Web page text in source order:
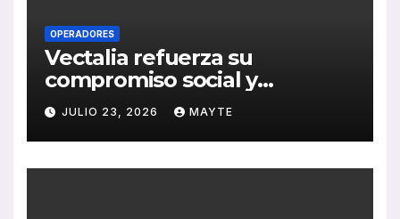
OPERADORES
Vectalia refuerza su
compromiso social y
medioambiental con la
publicación de su Memoria
de RSC 2025
JULIO 23, 2026 MAYTE